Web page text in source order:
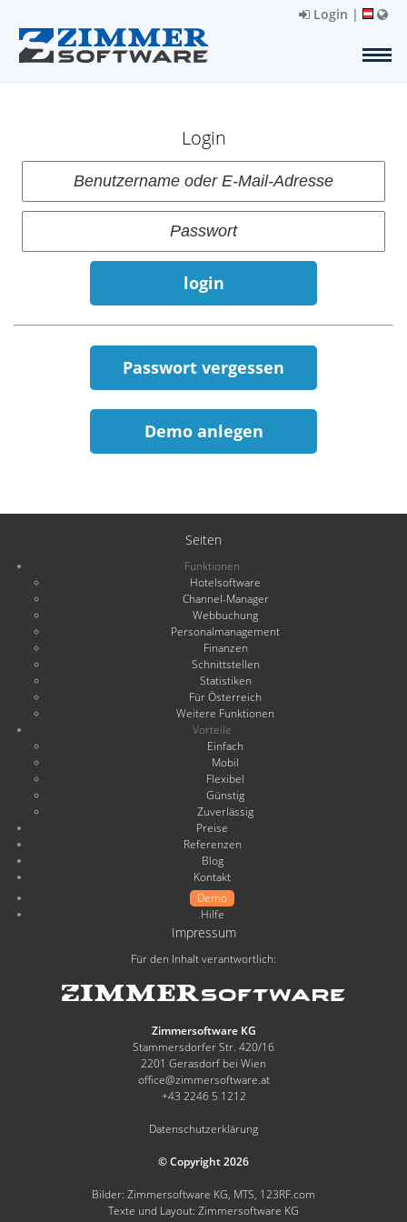
Login |
Login
login
Passwort vergessen
Demo anlegen
Seiten
Funktionen
Hotelsoftware
Channel-Manager
Webbuchung
Personalmanagement
Finanzen
Schnittstellen
Statistiken
Für Österreich
Weitere Funktionen
Vorteile
Einfach
Mobil
Flexibel
Günstig
Zuverlässig
Preise
Referenzen
Blog
Kontakt
Demo
Hilfe
Impressum
Für den Inhalt verantwortlich:
Zimmersoftware KG
Stammersdorfer Str. 420/16
2201 Gerasdorf bei Wien
office@zimmersoftware.at
+43 2246 5 1212
Datenschutzerklärung
© Copyright 2026
Bilder: Zimmersoftware KG, MTS, 123RF.com
Texte und Layout: Zimmersoftware KG